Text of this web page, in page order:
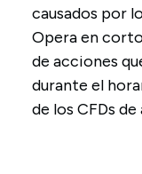
causados por
Opera en
de acciones
durante el
de los CFDs